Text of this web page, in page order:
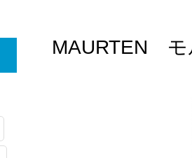
MAURTEN モ